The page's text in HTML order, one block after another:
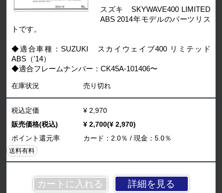
スズキ SKYWAVE400 LIMITED
ABS 2014年モデルのパーツリス
トです。
◆適合車種：SUZUKI スカイウェイブ400 リミテッド
ABS（'14）
◆適合フレームナンバー：CK45A-101406〜
在庫状況 売り切れ
詳細を見る
税込定価
¥ 2,970
販売価格(税込)
¥ 2,700(¥ 2,970)
ポイント還元率
カード：2.0％ / 現金：5.0％
送料有料